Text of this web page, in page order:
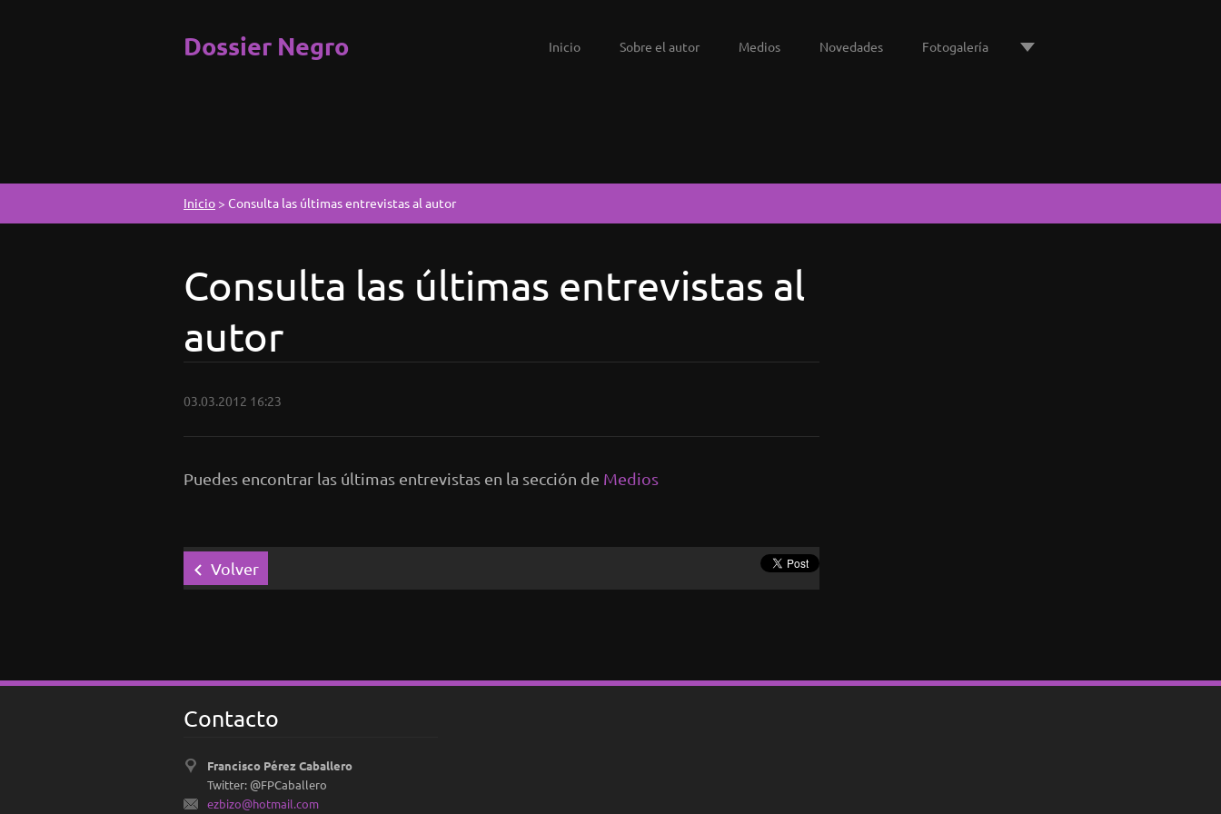
Dossier Negro Inicio Sobre el autor Medios Novedades Fotogalería
Inicio > Consulta las últimas entrevistas al autor
Consulta las últimas entrevistas al
autor
03.03.2012 16:23
Puedes encontrar las últimas entrevistas en la sección de Medios
Volver
Contacto
Francisco Pérez Caballero
Twitter: @FPCaballero
ezbizo@hotmail.com